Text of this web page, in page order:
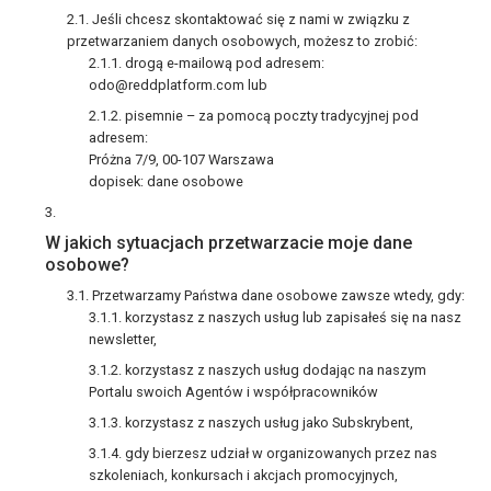
Jeśli chcesz skontaktować się z nami w związku z
przetwarzaniem danych osobowych, możesz to zrobić:
drogą e-mailową pod adresem:
odo@reddplatform.com lub
pisemnie – za pomocą poczty tradycyjnej pod
adresem:
Próżna 7/9, 00-107 Warszawa
dopisek: dane osobowe
W jakich sytuacjach przetwarzacie moje dane
osobowe?
Przetwarzamy Państwa dane osobowe zawsze wtedy, gdy:
korzystasz z naszych usług lub zapisałeś się na nasz
newsletter,
korzystasz z naszych usług dodając na naszym
Portalu swoich Agentów i współpracowników
korzystasz z naszych usług jako Subskrybent,
gdy bierzesz udział w organizowanych przez nas
szkoleniach, konkursach i akcjach promocyjnych,